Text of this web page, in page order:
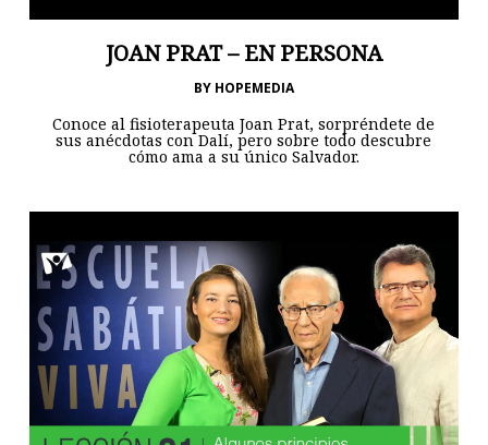
JOAN PRAT – EN PERSONA
BY HOPEMEDIA
Conoce al fisioterapeuta Joan Prat, sorpréndete de
sus anécdotas con Dalí, pero sobre todo descubre
cómo ama a su único Salvador.